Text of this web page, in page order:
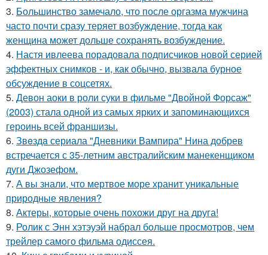
3. Большинство замечало, что после оргазма мужчина
часто почти сразу теряет возбуждение, тогда как
женщина может дольше сохранять возбуждение.
4. Настя ивлеева порадовала подписчиков новой серией
эффектных снимков - и, как обычно, вызвала бурное
обсуждение в соцсетях.
5. Девон аоки в роли суки в фильме "Двойной Форсаж"
(2003) стала одной из самых ярких и запоминающихся
героинь всей франшизы.
6. Звeздa сериала "Дневники Вампира" Нина добрев
встречается с 35-летним австралийским манекенщиком
дуги Джозефом.
7. А вы знали, что мертвое море хранит уникальные
природные явления?
8. Актеры, которые очень похожи друг на друга!
9. Ролик с Энн хэтэуэй набрал больше просмотров, чем
трейлер самого фильма одиссея.